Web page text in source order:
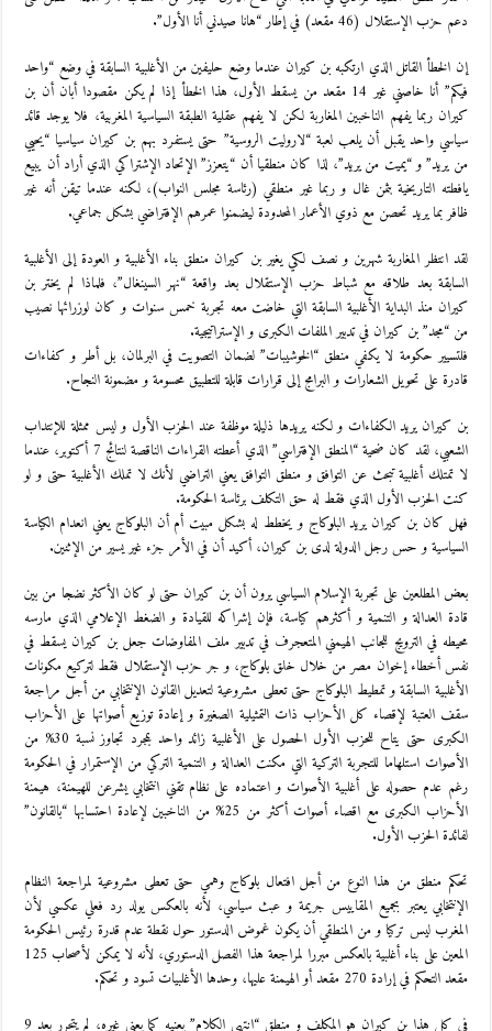
دعم حزب الإستقلال (46 مقعد) في إطار “هانا صيدني أنا الأول”.
إن الخطأ القاتل الذي ارتكبه بن كيران عندما وضع حليفين من الأغلبية السابقة في وضع “واحد
فيكم” أنا خاصني غير 14 مقعد من يسقط الأول، هذا الخطأ إذا لم يكن مقصودا أبان أن بن
كيران ربما يفهم الناخبين المغاربة لكن لا يفهم عقلية الطبقة السياسية المغربية، فلا يوجد قائد
سياسي واحد يقبل أن يلعب لعبة “لاروليت الروسية” حتى يستفرد بهم بن كيران سياسيا “يحيي
من يريد” و “يميت من يريد”، لذا كان منطقيا أن “يتعزز” الإتحاد الإشتراكي الذي أراد أن يبيع
يافطته التاريخية بثمن غال و ربما غير منطقي (رئاسة مجلس النواب)، لكنه عندما تيقن أنه غير
ظافر بما يريد تحصن مع ذوي الأعمار المحدودة ليضمنوا عمرهم الإفتراضي بشكل جماعي.
لقد انتظر المغاربة شهرين و نصف لكي يغير بن كيران منطق بناء الأغلبية و العودة إلى الأغلبية
السابقة بعد طلاقه مع شباط حزب الإستقلال بعد واقعة “نهر السينغال”، فلماذا لم يختر بن
كيران منذ البداية الأغلبية السابقة التي خاضت معه تجربة خمس سنوات و كان لوزرائها نصيب
من “مجد” بن كيران في تدبير الملفات الكبرى و الإستراتيجية.
فلتسيير حكومة لا يكفي منطق “الخوشيبات” لضمان التصويت في البرلمان، بل أطر و كفاءات
قادرة على تحويل الشعارات و البرامج إلى قرارات قابلة للتطبيق محسومة و مضمونة النجاح.
بن كيران يريد الكفاءات و لكنه يريدها ذليلة موظفة عند الحزب الأول و ليس ممثلة للإنتداب
الشعبي، لقد كان ضحية “المنطق الإفتراسي” الذي أعطته القراءات الناقصة لنتائج 7 أكتوبر، عندما
لا تمتلك أغلبية تبحث عن التوافق و منطق التوافق يعني التراضي لأنك لا تملك الأغلبية حتى و لو
كنت الحزب الأول الذي فقط له حق التكلف برئاسة الحكومة.
فهل كان بن كيران يريد البلوكاج و يخطط له بشكل مبيت أم أن البلوكاج يعني انعدام الكياسة
السياسية و حس رجل الدولة لدى بن كيران، أكيد أن في الأمر جزء غير يسير من الإثنين.
بعض المطلعين على تجربة الإسلام السياسي يرون أن بن كيران حتى لو كان الأكثر نضجا من بين
قادة العدالة و التنمية و أكثرهم كياسة، فإن إشراكه للقيادة و الضغط الإعلامي الذي مارسه
محيطه في الترويج للجانب الهيمني المتعجرف في تدبير ملف المفاوضات جعل بن كيران يسقط في
نفس أخطاء إخوان مصر من خلال خلق بلوكاج، و جر حزب الإستقلال فقط لتركيع مكونات
الأغلبية السابقة و تمطيط البلوكاج حتى تعطى مشروعية لتعديل القانون الإنتخابي من أجل مراجعة
سقف العتبة لإقصاء كل الأحزاب ذات التمثيلية الصغيرة و إعادة توزيع أصواتها على الأحزاب
الكبرى حتى يتاح للحزب الأول الحصول على الأغلبية زائد واحد بمجرد تجاوز نسبة 30% من
الأصوات استلهاما للتجربة التركية التي مكنت العدالة و التنمية التركي من الإستمرار في الحكومة
رغم عدم حصوله على أغلبية الأصوات و اعتماده على نظام تقني انتخابي يشرعن للهيمنة، هيمنة
الأحزاب الكبرى مع اقصاء أصوات أكثر من 25% من الناخبين لإعادة احتسابها “بالقانون”
لفائدة الحزب الأول.
تحكم منطق من هذا النوع من أجل افتعال بلوكاج وهمي حتى تعطى مشروعية لمراجعة النظام
الإنتخابي يعتبر بجميع المقاييس جريمة و عبث سياسي، لأنه بالعكس يولد رد فعلي عكسي لأن
المغرب ليس تركيا و من المنطقي أن يكون غموض الدستور حول نقطة عدم قدرة رئيس الحكومة
المعين على بناء أغلبية بالعكس مبررا لمراجعة هذا الفصل الدستوري، لأنه لا يمكن لأصحاب 125
مقعد التحكم في إرادة 270 مقعد أو الهيمنة عليها، وحدها الأغلبيات تسود و تحكم.
في كل هذا بن كيران هو المكلف و منطق “انتهى الكلام” يعنيه كما يعني غيره، لم يتحرر بعد 9